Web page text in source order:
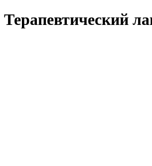
Терапевтический